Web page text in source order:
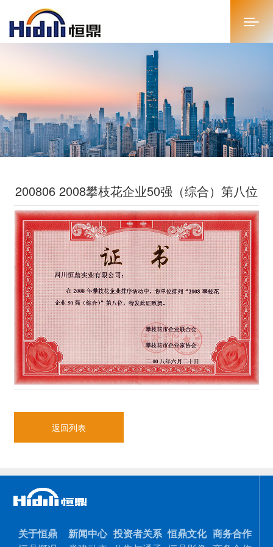
首页
关于恒鼎
新闻中心
恒鼎文化
商务合作
人才招聘
200806 2008攀枝花企业50强（综合）第八位
返回列表
关于恒鼎
新闻中心 投资者关系 恒鼎文化 商务合作